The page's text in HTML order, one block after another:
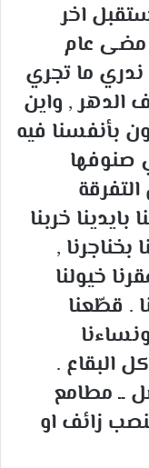
اخر
مضى عام
ندري ما تجري
الدهر , واين
بأنفسنا فيه
صنوفها
خربنا
بخناجرنا ,
خيولنا
. قطّعنا
البقاع .
ــ مطامع
زائف او